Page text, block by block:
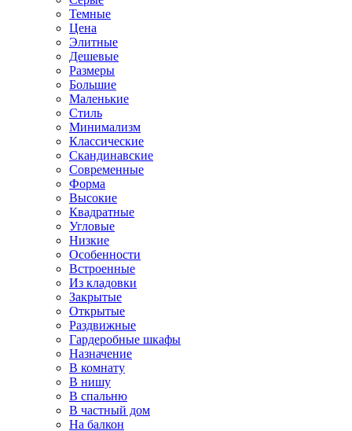
Темные
Цена
Элитные
Дешевые
Размеры
Большие
Маленькие
Стиль
Минимализм
Классические
Скандинавские
Современные
Форма
Высокие
Квадратные
Угловые
Низкие
Особенности
Встроенные
Из кладовки
Закрытые
Открытые
Раздвижные
Гардеробные шкафы
Назначение
В комнату
В нишу
В спальню
В частный дом
На балкон